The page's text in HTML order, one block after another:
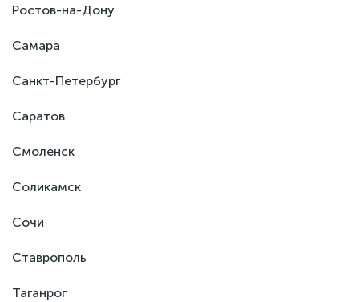
Ростов-на-Дону
Самара
Санкт-Петербург
Саратов
Смоленск
Соликамск
Сочи
Ставрополь
Таганрог